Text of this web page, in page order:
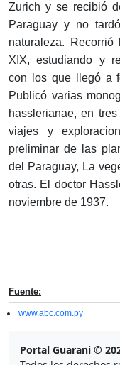
Zurich y se recibió
Paraguay y no
naturaleza.
XIX, estudiando y
con los que llegó a
Publicó varias
hasslerianae, en
viajes y
preliminar de las
del Paraguay, La
otras. El doctor
noviembre de 1937.
Fuente:
www.abc.com.py
Portal Guarani ©